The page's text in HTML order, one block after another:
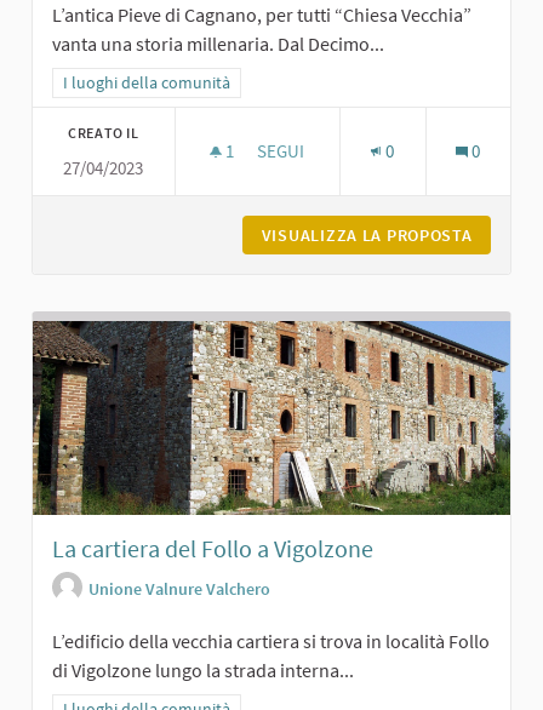
L’antica Pieve di Cagnano, per tutti “Chiesa Vecchia”
vanta una storia millenaria. Dal Decimo...
Filtra i risultati per categoria: I luoghi della comunità
I luoghi della comunità
CREATO IL
27/04/2023
1 1 SOSTENITORI
SEGUI 0 0
VISUALIZZA LA PROPOSTA
La cartiera del Follo a Vigolzone
Unione Valnure Valchero
L’edificio della vecchia cartiera si trova in località Follo
di Vigolzone lungo la strada interna...